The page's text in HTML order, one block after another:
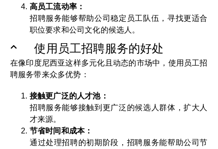
高员工流动率：
招聘服务能够帮助公司稳定员工队伍，寻找更适合
职位要求和公司文化的候选人。
使用员工招聘服务的好处
在像印度尼西亚这样多元化且动态的市场中，使用员工招
聘服务带来众多优势：
接触更广泛的人才池：
招聘服务能够接触到更广泛的候选人群体，扩大人
才来源。
节省时间和成本：
通过处理招聘的初期阶段，招聘服务能帮助公司节